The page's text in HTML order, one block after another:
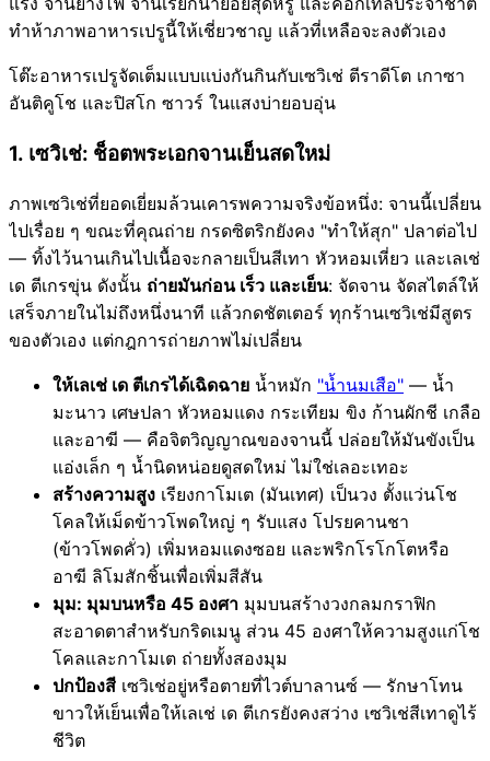
ทำห้าภาพอาหารเปรูนี้ให้เชี่ยวชาญ แล้วที่เหลือจะลงตัวเอง
โต๊ะอาหารเปรูจัดเต็มแบบแบ่งกันกินกับเซวิเช่ ตีราดีโต เกาซา
อันติคูโช และปิสโก ซาวร์ ในแสงบ่ายอบอุ่น
1. เซวิเช่: ช็อตพระเอกจานเย็นสดใหม่
ภาพเซวิเช่ที่ยอดเยี่ยมล้วนเคารพความจริงข้อหนึ่ง: จานนี้เปลี่ยน
ไปเรื่อย ๆ ขณะที่คุณถ่าย กรดซิตริกยังคง "ทำให้สุก" ปลาต่อไป
— ทิ้งไว้นานเกินไปเนื้อจะกลายเป็นสีเทา หัวหอมเหี่ยว และเลเช่
เด ตีเกรขุ่น ดังนั้น ถ่ายมันก่อน เร็ว และเย็น: จัดจาน จัดสไตล์ให้
เสร็จภายในไม่ถึงหนึ่งนาที แล้วกดชัตเตอร์ ทุกร้านเซวิเช่มีสูตร
ของตัวเอง แต่กฎการถ่ายภาพไม่เปลี่ยน
ให้เลเช่ เด ตีเกรได้เฉิดฉาย น้ำหมัก "น้ำนมเสือ" — น้ำ
มะนาว เศษปลา หัวหอมแดง กระเทียม ขิง ก้านผักชี เกลือ
และอาฆี — คือจิตวิญญาณของจานนี้ ปล่อยให้มันขังเป็น
แอ่งเล็ก ๆ น้ำนิดหน่อยดูสดใหม่ ไม่ใช่เลอะเทอะ
สร้างความสูง เรียงกาโมเต (มันเทศ) เป็นวง ตั้งแว่นโช
โคลให้เม็ดข้าวโพดใหญ่ ๆ รับแสง โปรยคานชา
(ข้าวโพดคั่ว) เพิ่มหอมแดงซอย และพริกโรโกโตหรือ
อาฆี ลิโมสักชิ้นเพื่อเพิ่มสีสัน
มุม: มุมบนหรือ 45 องศา มุมบนสร้างวงกลมกราฟิก
สะอาดตาสำหรับกริดเมนู ส่วน 45 องศาให้ความสูงแก่โช
โคลและกาโมเต ถ่ายทั้งสองมุม
ปกป้องสี เซวิเช่อยู่หรือตายที่ไวต์บาลานซ์ — รักษาโทน
ขาวให้เย็นเพื่อให้เลเช่ เด ตีเกรยังคงสว่าง เซวิเช่สีเทาดูไร้
ชีวิต